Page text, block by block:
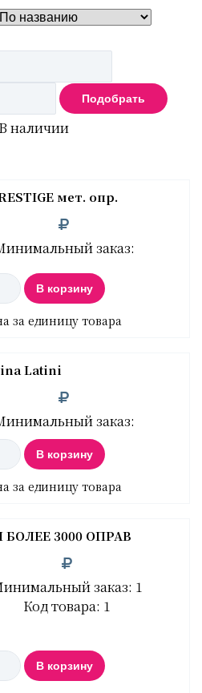
Подобрать
В наличии
мет. опр.
заказ:
В корзину
за единицу товара
Latini
заказ:
В корзину
за единицу товара
3000 ОПРАВ
заказ: 1
Код товара: 1
В корзину